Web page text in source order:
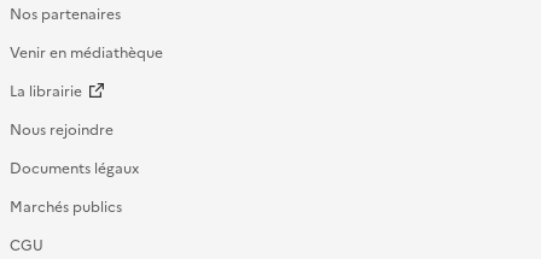
Nos partenaires
Venir en médiathèque
La librairie
Nous rejoindre
Documents légaux
Marchés publics
CGU